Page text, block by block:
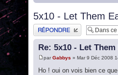
5x10 - Let Them
Publier une réponse
Re: 5x10 - Let Them
parGabbys » Mar 9 Déc 2008
Ho ! oui on vois bien ce